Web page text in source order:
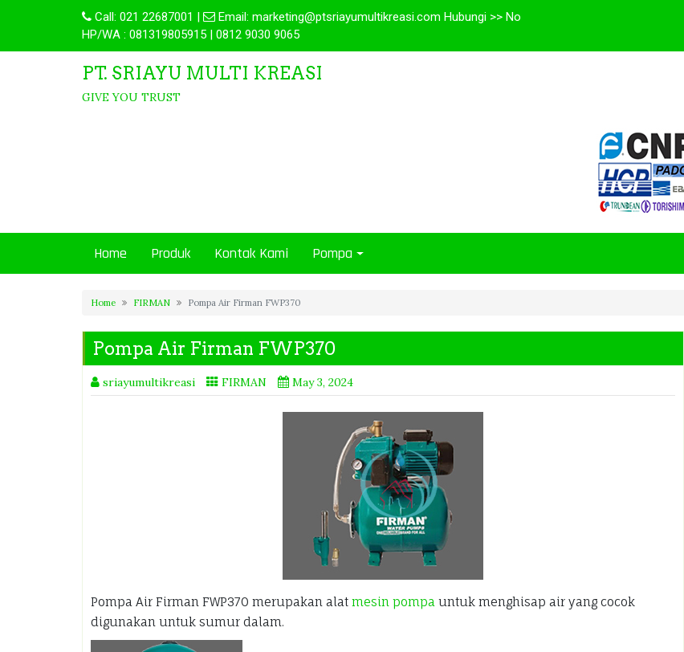
Call: 021 22687001 | Email: marketing@ptsriayumultikreasi.com Hubungi >> No
HP/WA : 081319805915 | 0812 9030 9065
PT. SRIAYU MULTI KREASI
GIVE YOU TRUST
Home Produk Kontak Kami Pompa
Home FIRMAN Pompa Air Firman FWP370
Pompa Air Firman FWP370
sriayumultikreasi FIRMAN May 3, 2024
Pompa Air Firman FWP370 merupakan alat mesin pompa untuk menghisap air yang cocok
digunakan untuk sumur dalam.